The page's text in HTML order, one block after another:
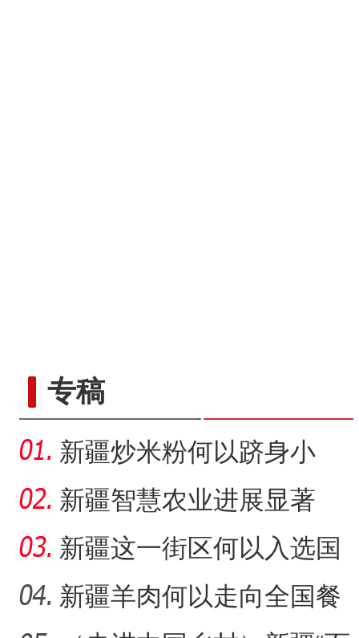
专稿
新疆炒米粉何以跻身小
吃“顶流”？
新疆智慧农业进展显著
新疆这一街区何以入选国
家级旅游休闲街区名单？
新疆羊肉何以走向全国餐